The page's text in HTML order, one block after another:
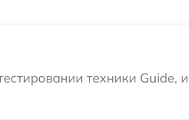
техники Guide,